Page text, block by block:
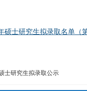
硕士研究生拟录取名单（
士研究生拟录取公示